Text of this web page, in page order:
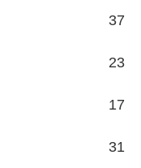
37
23
17
31